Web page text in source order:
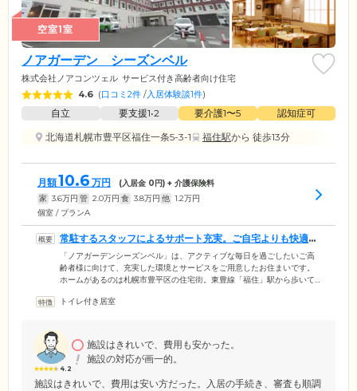
空室1室
ノアガーデン シーズンベル
株式会社ノアコンツェル サービス付き高齢者向け住宅
4.6 (口コミ2件 /入居体験談1件)
自立 要支援1•2 要介護1〜5
認知症可
北海道札幌市豊平区福住一条5-3-1
福住駅から 徒歩13分
月額10.6 万円 (入居金 0円) + 介護保険料
家 3.6万円 管 2.0万円 食 3.8万円 他 1.2万円
個室 / プランA
常駐するスタッフによるサポート充実。ご自宅よりも快適な
ホームです
「ノアガーデンシーズンベル」は、アクティブな毎日を過ごしたいご高
齢者様に向けて、充実した環境とサービスをご用意したお住まいです。
ホームがあるのは札幌市豊平区の住宅街。東豊線「福住」駅から歩いて
まれたロケーションでの暮らしをさらに快適にするのが、館内に常駐す
ど、ホテルのコンシェルジュのような高いホスピタリティでさまざまな
サポートをご提供しています。
トイレ付き居室
4.2
施設はきれいで、費用も安かった。
施設の対応が画一的。
施設はきれいで、費用は安い方だった。入居の手続き、審査も順調